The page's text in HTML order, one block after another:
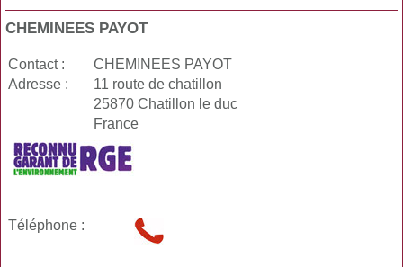
CHEMINEES PAYOT
Contact :
CHEMINEES PAYOT
Adresse :
11 route de chatillon
25870 Chatillon le duc
France
Téléphone :